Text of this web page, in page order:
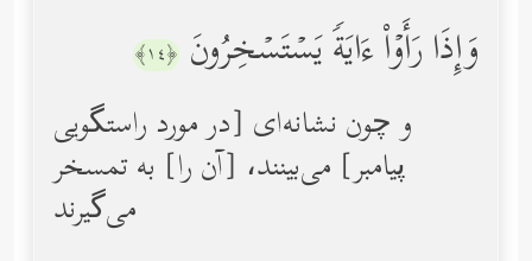
وَإِذَا رَأَوۡاْ ءَایَةࣰ یَسۡتَسۡخِرُونَ ﴿١٤﴾
و چون نشانه‌ای [در مورد راستگویی
پیامبر] می‌بینند، [آن را] به تمسخر
می‌گیرند